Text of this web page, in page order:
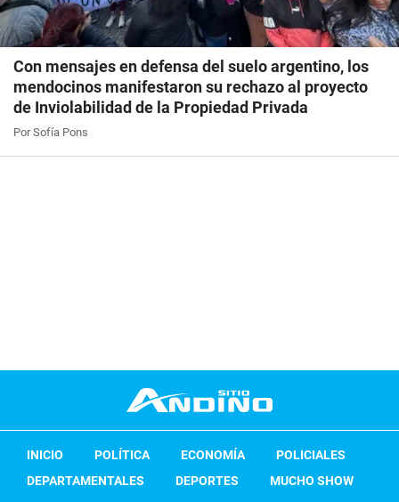
Con mensajes en defensa del suelo argentino, los
mendocinos manifestaron su rechazo al proyecto
de Inviolabilidad de la Propiedad Privada
Por Sofía Pons
INICIO POLÍTICA ECONOMÍA
POLICIALES
DEPARTAMENTALES
DEPORTES
MUCHO SHOW